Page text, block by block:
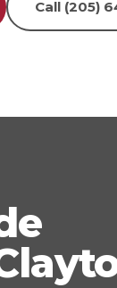
Call (205)